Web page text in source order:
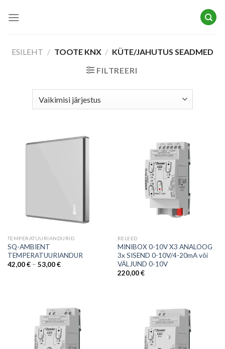
ESILEHT / TOOTE KNX / KÜTE/JAHUTUS SEADMED
FILTREERI
TEMPERATUURIANDURID
SQ-AMBIENT
TEMPERATUURIANDUR
42,00€ – 53,00€Hinnavahemik:
RELEED
MINIBOX 0-10V X3 ANALOOG
3x SISEND 0-10V/4-20mA või
VÄLJUND 0-10V
220,00€